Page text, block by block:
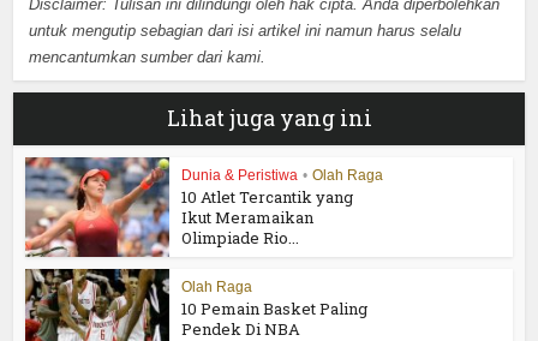
Disclaimer: Tulisan ini dilindungi oleh hak cipta. Anda diperbolehkan
untuk mengutip sebagian dari isi artikel ini namun harus selalu
mencantumkan sumber dari kami.
Lihat juga yang ini
Dunia & Peristiwa • Olah Raga
10 Atlet Tercantik yang
Ikut Meramaikan
Olimpiade Rio...
Olah Raga
10 Pemain Basket Paling
Pendek Di NBA